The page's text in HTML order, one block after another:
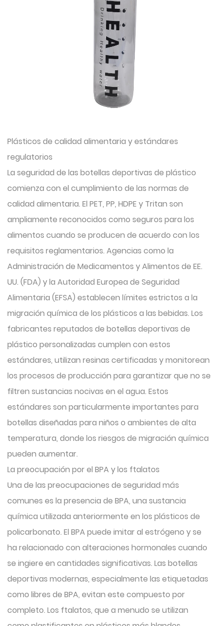
Plásticos de calidad alimentaria y estándares
regulatorios
La seguridad de las botellas deportivas de plástico
comienza con el cumplimiento de las normas de
calidad alimentaria. El PET, PP, HDPE y Tritan son
ampliamente reconocidos como seguros para los
alimentos cuando se producen de acuerdo con los
requisitos reglamentarios. Agencias como la
Administración de Medicamentos y Alimentos de EE.
UU. (FDA) y la Autoridad Europea de Seguridad
Alimentaria (EFSA) establecen límites estrictos a la
migración química de los plásticos a las bebidas. Los
fabricantes reputados de botellas deportivas de
plástico personalizadas cumplen con estos
estándares, utilizan resinas certificadas y monitorean
los procesos de producción para garantizar que no se
filtren sustancias nocivas en el agua. Estos
estándares son particularmente importantes para
botellas diseñadas para niños o ambientes de alta
temperatura, donde los riesgos de migración química
pueden aumentar.
La preocupación por el BPA y los ftalatos
Una de las preocupaciones de seguridad más
comunes es la presencia de BPA, una sustancia
química utilizada anteriormente en los plásticos de
policarbonato. El BPA puede imitar al estrógeno y se
ha relacionado con alteraciones hormonales cuando
se ingiere en cantidades significativas. Las botellas
deportivas modernas, especialmente las etiquetadas
como libres de BPA, evitan este compuesto por
completo. Los ftalatos, que a menudo se utilizan